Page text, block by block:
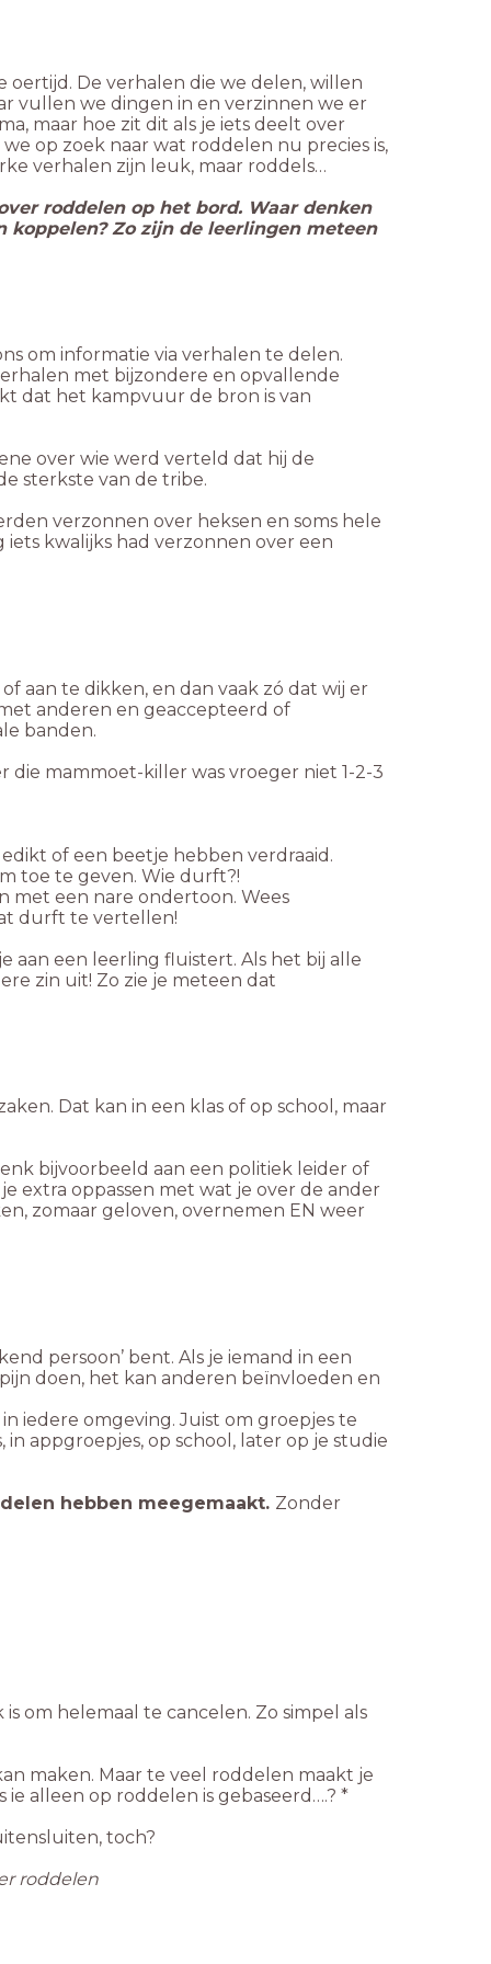
De verhalen die we delen, willen
vullen we dingen in en verzinnen we er
maar hoe zit dit als je iets deelt over
op zoek naar wat roddelen nu precies is,
verhalen zijn leuk, maar roddels…
roddelen op het bord. Waar denken
koppelen? Zo zijn de leerlingen meteen
om informatie via verhalen te delen.
met bijzondere en opvallende
dat het kampvuur de bron is van
over wie werd verteld dat hij de
sterkste van de tribe.
verzonnen over heksen en soms hele
kwalijks had verzonnen over een
aan te dikken, en dan vaak zó dat wij er
anderen en geaccepteerd of
banden.
die mammoet-killer was vroeger niet 1-2-3
of een beetje hebben verdraaid.
toe te geven. Wie durft?!
met een nare ondertoon. Wees
durft te vertellen!
aan een leerling fluistert. Als het bij alle
zin uit! Zo zie je meteen dat
Dat kan in een klas of op school, maar
bijvoorbeeld aan een politiek leider of
extra oppassen met wat je over de ander
zomaar geloven, overnemen EN weer
persoon’ bent. Als je iemand in een
doen, het kan anderen beïnvloeden en
iedere omgeving. Juist om groepjes te
appgroepjes, op school, later op je studie
hebben meegemaakt. Zonder
om helemaal te cancelen. Zo simpel als
maken. Maar te veel roddelen maakt je
alleen op roddelen is gebaseerd….? *
toch?
roddelen